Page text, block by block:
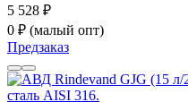
5 528 ₽
0 ₽ (малый опт)
Предзаказ